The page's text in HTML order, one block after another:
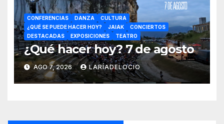
CONFERENCIAS DANZA
CULTURA
¿QUÉ SE PUEDE HACER HOY?
JAIAK
CONCIERTOS
DESTACADAS
EXPOSICIONES TEATRO
¿Qué hacer hoy? 7 de agosto
AGO 7, 2026 LARÍADELOCIO